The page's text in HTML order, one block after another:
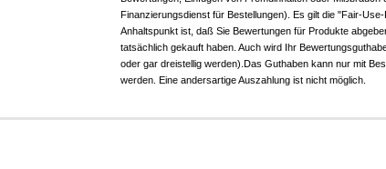
Finanzierungsdienst für Bestellungen). Es gilt die "Fair-
Anhaltspunkt ist, daß Sie Bewertungen für Produkte
tatsächlich gekauft haben. Auch wird Ihr
oder gar dreistellig werden).Das Guthaben kann nur mit
werden. Eine andersartige Auszahlung ist nicht möglich.